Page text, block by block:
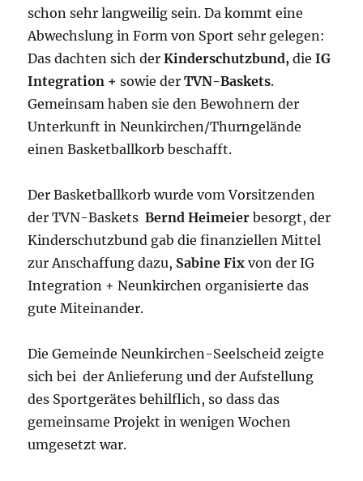
schon sehr langweilig sein. Da kommt eine
Abwechslung in Form von Sport sehr gelegen:
Das dachten sich der Kinderschutzbund, dieIG
Integration + sowie derTVN-Baskets.
Gemeinsam haben sie den Bewohnern der
Unterkunft in Neunkirchen/Thurngelände
einen Basketballkorb beschafft.
Der Basketballkorb wurde vom Vorsitzenden
der TVN-BasketsBernd Heimeier besorgt, der
Kinderschutzbund gab die finanziellen Mittel
zur Anschaffung dazu, Sabine Fix von der IG
Integration + Neunkirchen organisierte das
gute Miteinander.
Die Gemeinde Neunkirchen-Seelscheid zeigte
sich bei der Anlieferung und der Aufstellung
des Sportgerätes behilflich, so dass das
gemeinsame Projekt in wenigen Wochen
umgesetzt war.